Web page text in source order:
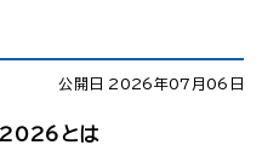
公開日 2026年07月06日
2026とは